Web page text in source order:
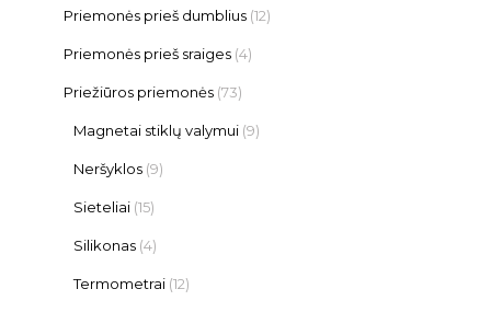
Priemonės prieš dumblius (12)
Priemonės prieš sraiges (4)
Priežiūros priemonės (73)
Magnetai stiklų valymui (9)
Neršyklos (9)
Sieteliai (15)
Silikonas (4)
Termometrai (12)